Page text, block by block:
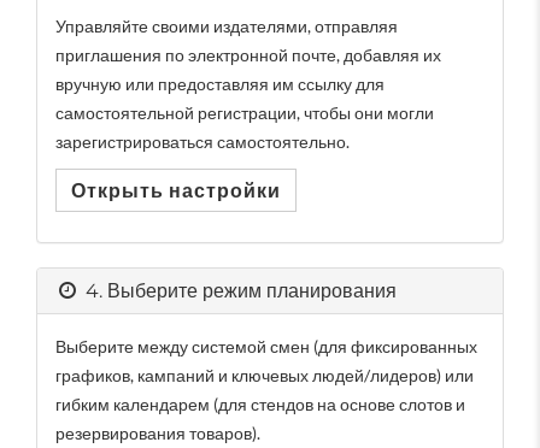
Управляйте своими издателями, отправляя
приглашения по электронной почте, добавляя их
вручную или предоставляя им ссылку для
самостоятельной регистрации, чтобы они могли
зарегистрироваться самостоятельно.
Открыть настройки
4. Выберите режим планирования
Выберите между системой смен (для фиксированных
графиков, кампаний и ключевых людей/лидеров) или
гибким календарем (для стендов на основе слотов и
резервирования товаров).